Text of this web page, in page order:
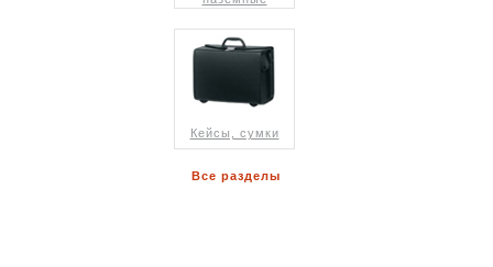
Кейсы, сумки
Все разделы